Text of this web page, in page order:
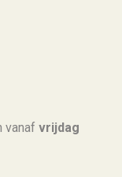
vanaf vrijdag